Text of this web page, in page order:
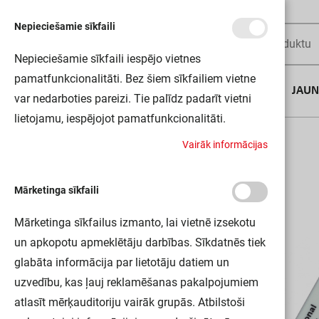
DALI SENSORCOUP LS/PD 25X1 OSRAM
Nepieciešamie sīkfaili
Nepieciešamie sīkfaili iespējo vietnes
pamatfunkcionalitāti. Bez šiem sīkfailiem vietne
var nedarboties pareizi. Tie palīdz padarīt vietni
lietojamu, iespējojot pamatfunkcionalitāti.
Vairāk informācijas
Mārketinga sīkfaili
Mārketinga sīkfailus izmanto, lai vietnē izsekotu
un apkopotu apmeklētāju darbības. Sīkdatnēs tiek
glabāta informācija par lietotāju datiem un
uzvedību, kas ļauj reklamēšanas pakalpojumiem
atlasīt mērķauditoriju vairāk grupās. Atbilstoši